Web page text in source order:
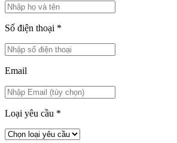
Số điện thoại *
Email
Loại yêu cầu *